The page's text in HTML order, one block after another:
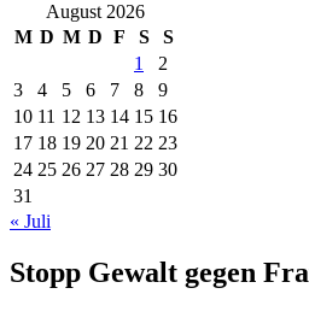
August 2026
M D M D F S
S
1
2
3
4 5 6 7 8
9
10 11 12 13 14 15 16
17 18 19 20 21 22 23
24 25 26 27 28 29 30
31
« Juli
Stopp Gewalt gegen